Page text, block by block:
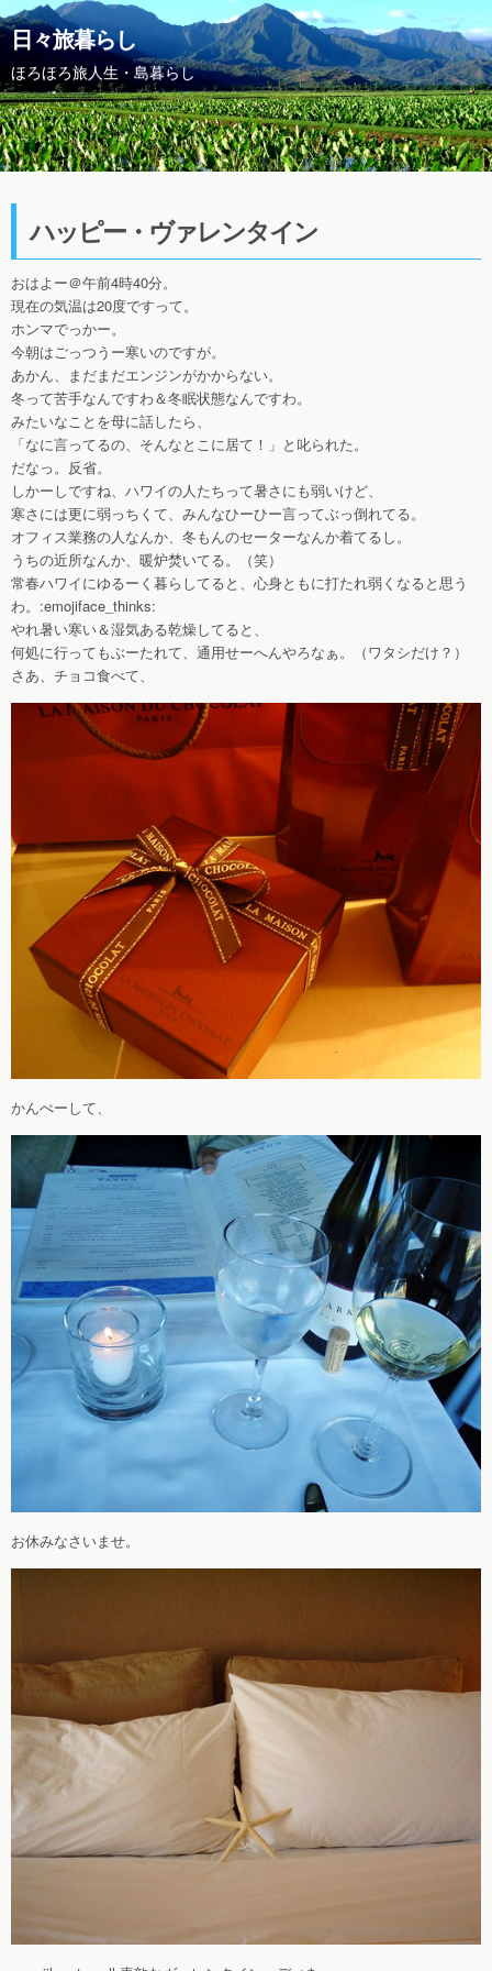
日々旅暮らし
ほろほろ旅人生・島暮らし
ハッピー・ヴァレンタイン
おはよー＠午前4時40分。
現在の気温は20度ですって。
ホンマでっかー。
今朝はごっつうー寒いのですが。
あかん、まだまだエンジンがかからない。
冬って苦手なんですわ＆冬眠状態なんですわ。
みたいなことを母に話したら、
「なに言ってるの、そんなとこに居て！」と叱られた。
だなっ。反省。
しかーしですね、ハワイの人たちって暑さにも弱いけど、
寒さには更に弱っちくて、みんなひーひー言ってぶっ倒れてる。
オフィス業務の人なんか、冬もんのセーターなんか着てるし。
うちの近所なんか、暖炉焚いてる。（笑）
常春ハワイにゆるーく暮らしてると、心身ともに打たれ弱くなると思う
わ。:emojiface_thinks:
やれ暑い寒い＆湿気ある乾燥してると、
何処に行ってもぶーたれて、通用せーへんやろなぁ。（ワタシだけ？）
さあ、チョコ食べて、
かんぺーして、
お休みなさいませ。